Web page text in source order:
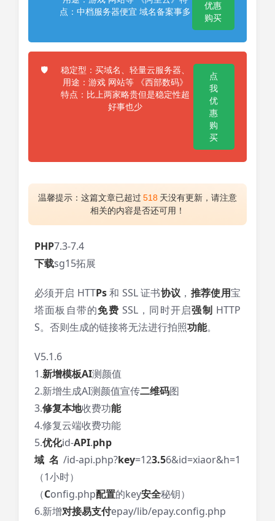
点：中档服务器便宜 域名备案事多
优惠
购买
🛡️
稳定型：买域名、轻量云服务器、
用途：游戏 网站等 《西部数码》
特点：比上两家略贵但是稳定性超
好事也少
点
我
优
惠
购
买
温馨提示：这篇文章已超过 518 天没有更新，请注意
相关的内容是否还可用！
PHP7.3-7.4
下载sg15拓展
必须开启 HTTPs和 SSL 证书协议 ， 推荐使用宝
塔面板自带的免费 SSL，同时开启强制 HTTP
S。否则生成的链接将无法进行拍照功能。
V5.1.6
1.新增模板AI测颜值
2.新增生成AI测颜值宣传二维码图
3.修复本地收费功能
4.修复云端收费功能
5.优化id-API.php
域名 /id-api.php?key=123.56&id=xiaor&h=1
（1小时）
（Config.php配置的key安全秘钥）
6.新增对接易支付epay/lib/epay.config.php